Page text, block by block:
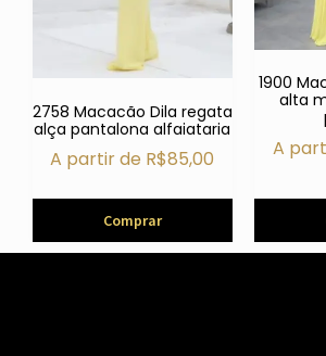
2758 Macacão Dila regata
alça pantalona alfaiataria
A partir de R$85,00
Comprar
1900
alta
A